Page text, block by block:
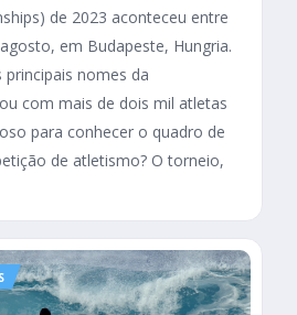
de 2023 aconteceu entre
em Budapeste, Hungria.
nomes da
com mais de dois mil atletas
para conhecer o quadro de
de atletismo? O torneio,